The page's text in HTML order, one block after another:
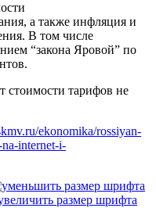
а также инфляция и
В том числе
“закона Яровой” по
стоимости тарифов не
ekonomika/rossiyan-
internet-i-